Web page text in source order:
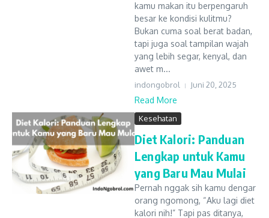
kamu makan itu berpengaruh
besar ke kondisi kulitmu?
Bukan cuma soal berat badan,
tapi juga soal tampilan wajah
yang lebih segar, kenyal, dan
awet m...
indongobrol Juni 20, 2025
Read More
Kesehatan
Diet Kalori: Panduan
Lengkap untuk Kamu
yang Baru Mau Mulai
Pernah nggak sih kamu dengar
orang ngomong, “Aku lagi diet
kalori nih!” Tapi pas ditanya,